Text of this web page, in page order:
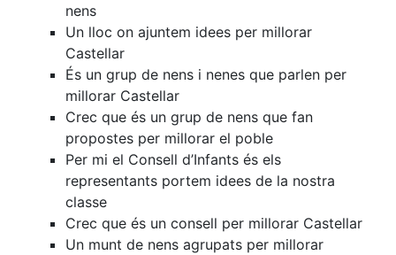
nens
Un lloc on ajuntem idees per millorar
Castellar
És un grup de nens i nenes que parlen per
millorar Castellar
Crec que és un grup de nens que fan
propostes per millorar el poble
Per mi el Consell d’Infants és els
representants portem idees de la nostra
classe
Crec que és un consell per millorar Castellar
Un munt de nens agrupats per millorar